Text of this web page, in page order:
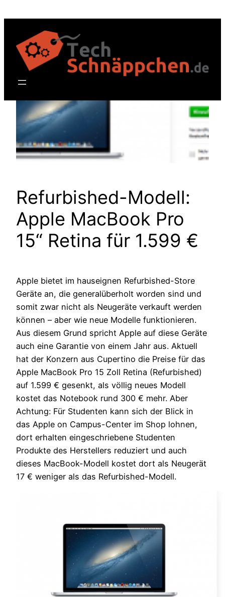
springen
Refurbished-Modell:
Apple MacBook Pro
15“ Retina für 1.599 €
Apple bietet im hauseignen Refurbished-Store
Geräte an, die generalüberholt worden sind und
somit zwar nicht als Neugeräte verkauft werden
können – aber wie neue Modelle funktionieren.
Aus diesem Grund spricht Apple auf diese Geräte
auch eine Garantie von einem Jahr aus. Aktuell
hat der Konzern aus Cupertino die Preise für das
Apple MacBook Pro 15 Zoll Retina (Refurbished)
auf 1.599 € gesenkt, als völlig neues Modell
kostet das Notebook rund 300 € mehr. Aber
Achtung: Für Studenten kann sich der Blick in
das Apple on Campus-Center im Shop lohnen,
dort erhalten eingeschriebene Studenten
Produkte des Herstellers reduziert und auch
dieses MacBook-Modell kostet dort als Neugerät
17 € weniger als das Refurbished-Modell.